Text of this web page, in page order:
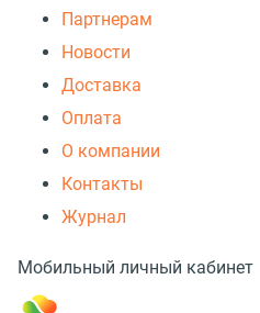
Партнерам
Новости
Доставка
Оплата
О компании
Контакты
Журнал
Мобильный личный кабинет